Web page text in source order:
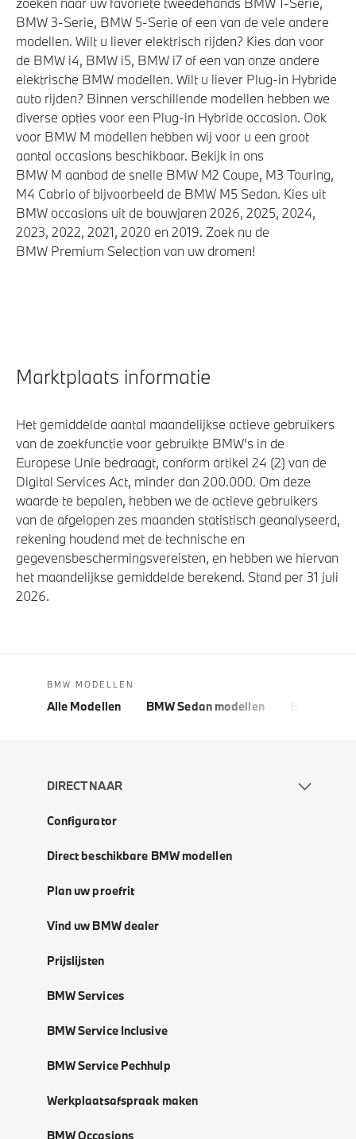
BMW 3-Serie, BMW 5-Serie of een van de vele andere
modellen. Wilt u liever elektrisch rijden? Kies dan voor
de BMW i4, BMW i5, BMW i7 of een van onze andere
elektrische BMW modellen. Wilt u liever Plug-in Hybride
auto rijden? Binnen verschillende modellen hebben we
diverse opties voor een Plug-in Hybride occasion. Ook
voor BMW M modellen hebben wij voor u een groot
aantal occasions beschikbaar. Bekijk in ons
BMW M aanbod de snelle BMW M2 Coupe, M3 Touring,
M4 Cabrio of bijvoorbeeld de BMW M5 Sedan. Kies uit
BMW occasions uit de bouwjaren 2026, 2025, 2024,
2023, 2022, 2021, 2020 en 2019. Zoek nu de
BMW Premium Selection van uw dromen!
Marktplaats informatie
Het gemiddelde aantal maandelijkse actieve gebruikers
van de zoekfunctie voor gebruikte BMW's in de
Europese Unie bedraagt, conform artikel 24 (2) van de
Digital Services Act, minder dan 200.000. Om deze
waarde te bepalen, hebben we de actieve gebruikers
van de afgelopen zes maanden statistisch geanalyseerd,
rekening houdend met de technische en
gegevensbeschermingsvereisten, en hebben we hiervan
het maandelijkse gemiddelde berekend. Stand per 31 juli
2026.
BMW MODELLEN
Alle Modellen BMW Sedan modellen
DIRECT NAAR
Configurator
Direct beschikbare BMW modellen
Plan uw proefrit
Vind uw BMW dealer
Prijslijsten
BMW Services
BMW Service Inclusive
BMW Service Pechhulp
Werkplaatsafspraak maken
BMW Occasions